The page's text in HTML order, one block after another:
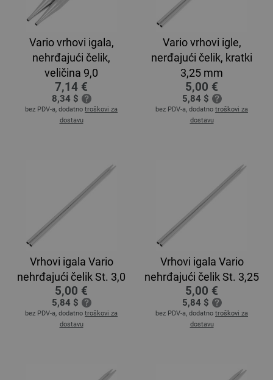
Vario vrhovi igala,
nehrđajući čelik,
veličina 9,0
7,14 €
8,34 $
bez PDV-a, dodatno troškovi za
dostavu
Vario vrhovi igle,
nerđajući čelik, kratki
3,25 mm
5,00 €
5,84 $
bez PDV-a, dodatno troškovi za
dostavu
Vrhovi igala Vario
nehrđajući čelik St. 3,0
5,00 €
5,84 $
bez PDV-a, dodatno troškovi za
dostavu
Vrhovi igala Vario
nehrđajući čelik St. 3,25
5,00 €
5,84 $
bez PDV-a, dodatno troškovi za
dostavu